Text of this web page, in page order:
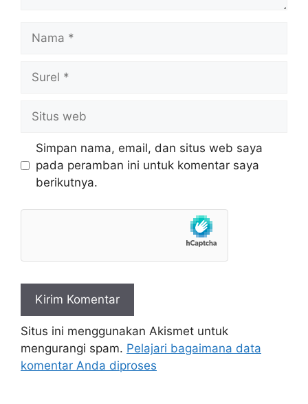
Nama
Surel
Situs
web
Simpan nama, email, dan situs web saya
pada peramban ini untuk komentar saya
berikutnya.
Situs ini menggunakan Akismet untuk
mengurangi spam. Pelajari bagaimana data
komentar Anda diproses